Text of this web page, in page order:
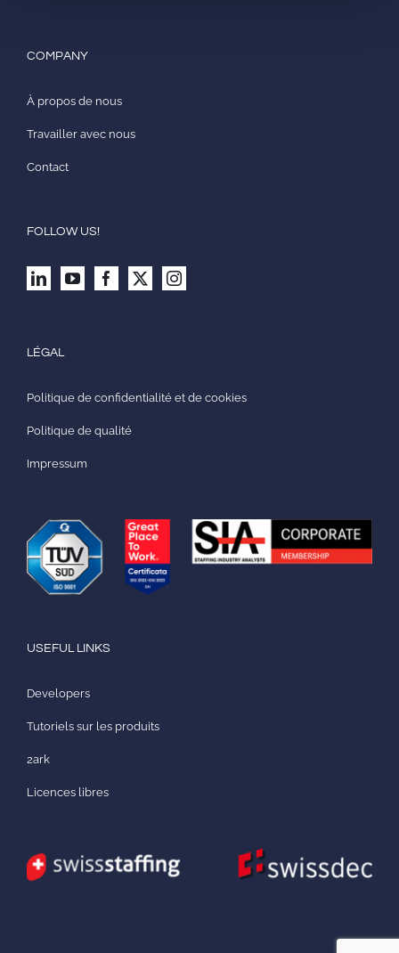
COMPANY
À propos de nous
Travailler avec nous
Contact
FOLLOW US!
LÉGAL
Politique de confidentialité et de cookies
Politique de qualité
Impressum
USEFUL LINKS
Developers
Tutoriels sur les produits
2ark
Licences libres